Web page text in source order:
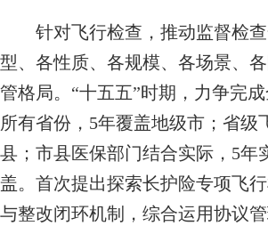
针对飞行检查，推动监督检查
型、各性质、各规模、各场景、
管格局。“十五五”时期，力争完
所有省份，5年覆盖地级市；省
县；市县医保部门结合实际，5
盖。首次提出探索长护险专项飞
与整改闭环机制，综合运用协议